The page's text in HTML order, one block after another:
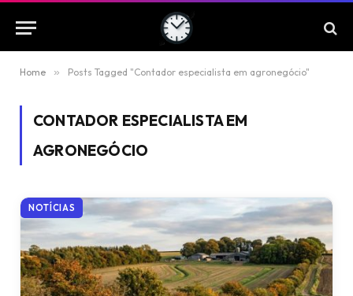
Home » Posts Tagged "Contador especialista em agronegócio"
CONTADOR ESPECIALISTA EM
AGRONEGÓCIO
NOTÍCIAS